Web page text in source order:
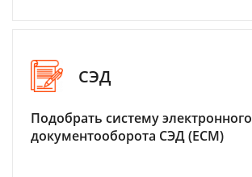
СЭД
Подобрать систему электронного
документооборота СЭД (ECM)